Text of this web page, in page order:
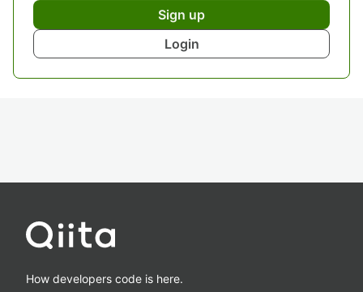
Sign up
Login
How developers code is here.